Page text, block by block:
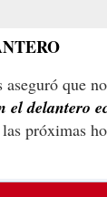
que
el delantero
próximas